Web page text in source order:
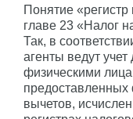
Понятие «регистр
главе 23 «Налог
Так, в
агенты ведут
физическими
вычетов,